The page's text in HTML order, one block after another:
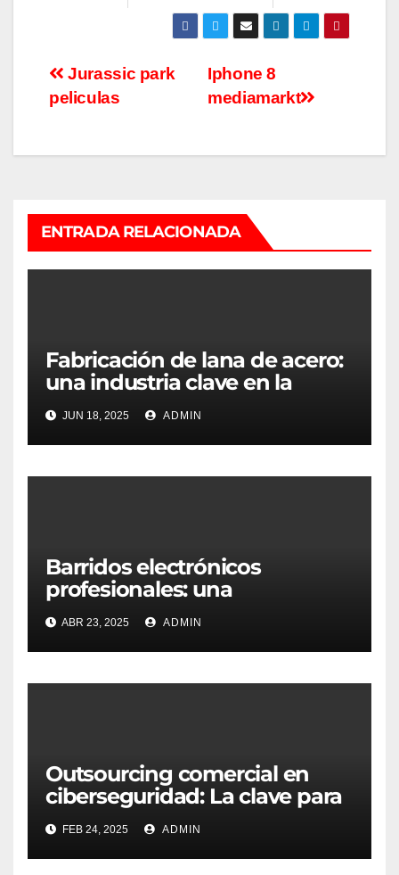
Navegación
de
entradas
Iphone 8
mediamarkt
Jurassic park
peliculas
ENTRADA RELACIONADA
Fabricación de lana de acero:
una industria clave en la
transformación de materiales
JUN 18, 2025 ADMIN
Barridos electrónicos
profesionales: una
herramienta crítica en la
protección de la información
ABR 23, 2025 ADMIN
Outsourcing comercial en
ciberseguridad: La clave para
triunfar en un entorno digital
FEB 24, 2025 ADMIN